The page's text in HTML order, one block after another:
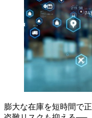
膨大な在庫を短時間で